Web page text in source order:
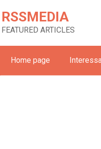
RSSMEDIA
FEATURED ARTICLES
Home page